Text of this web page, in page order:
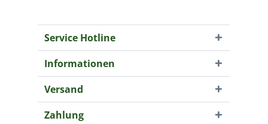
Service Hotline
Informationen
Versand
Zahlung